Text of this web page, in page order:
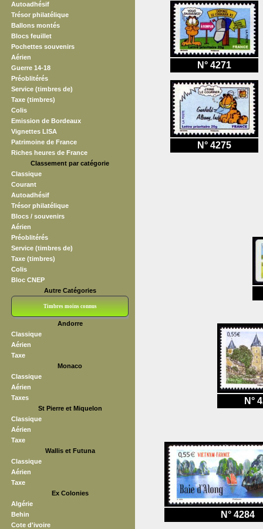
Autoadhésif
Trésor philatélique
Ballons montés
Blocs feuillet
Pochettes souvenirs
Aérien
Guerre 14-18
Préoblitérés
Service (timbres de)
Taxe (timbres)
Colis
Emission de Bordeaux
Vignettes LISA
Patrimoine de France
Riches heures de France
Classement par catégorie
Classique
Courant
Autoadhésif
Trésor philatélique
Blocs / souvenirs
Aérien
Préoblitérés
Service (timbres de)
Taxe (timbres)
Colis
Bloc CNEP
Autre Catégories
Timbres moins connus
Andorre
Classique
Aérien
Taxe
Monaco
Classique
Aérien
Taxes
St Pierre et Miquelon
Classique
Aérien
Taxe
Wallis et Futuna
Classique
Aérien
Taxe
Ex Colonies
Algérie
Behin
Cote d'ivoire
N° 4271
N° 4275
N°
N° 4284